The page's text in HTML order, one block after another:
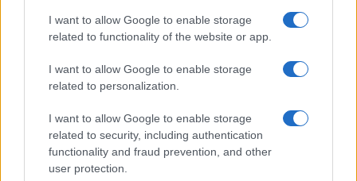
I want to allow Google to enable storage
related to functionality of the website or app.
I want to allow Google to enable storage
related to personalization.
I want to allow Google to enable storage
related to security, including authentication
functionality and fraud prevention, and other
user protection.
su ciudad.
Para señalar a la redacción de cualquier error en el uso del material
la retirada del material que atenta contra los derechos de terceros.
Copyright © 2024 | Actualidad.es - Publicado en España porAdHub
- Numero REA 2729933 - Todos los derechos reservados.
Contacto-Politica de cookies- Política de privacidad-
Procesamiento de datos